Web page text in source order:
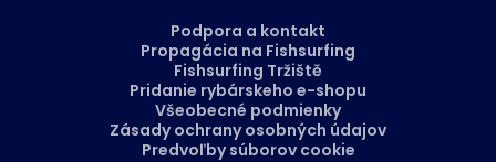
Podpora a kontakt
Propagácia na Fishsurfing
Fishsurfing Tržiště
Pridanie rybárskeho e-shopu
Všeobecné podmienky
Zásady ochrany osobných údajov
Predvoľby súborov cookie